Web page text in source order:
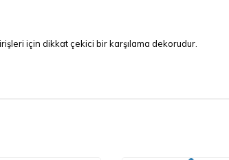
için dikkat çekici bir karşılama dekorudur.